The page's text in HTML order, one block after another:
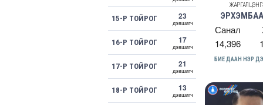
15-Р ТОЙРОГ 23
дэвшигч
16-Р ТОЙРОГ 17
дэвшигч
17-Р ТОЙРОГ 21
дэвшигч
18-Р ТОЙРОГ 13
дэвшигч
Санал
14,396
БИЕ ДААН НЭР